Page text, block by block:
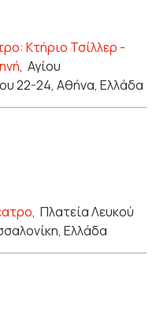
Κτήριο Τσίλλερ -
,Αγίου
22-24, Αθήνα, Ελλάδα
,Πλατεία Λευκού
Ελλάδα